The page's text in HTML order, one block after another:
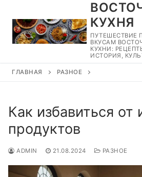
содержимому
КУХНЯ
ПУТЕШЕСТВИЕ
ВКУСАМ
КУХНИ:
ИСТОРИЯ,
ГЛАВНАЯ РАЗНОЕ
Как избавиться от
продуктов
ADMIN 21.08.2024 РАЗНОЕ